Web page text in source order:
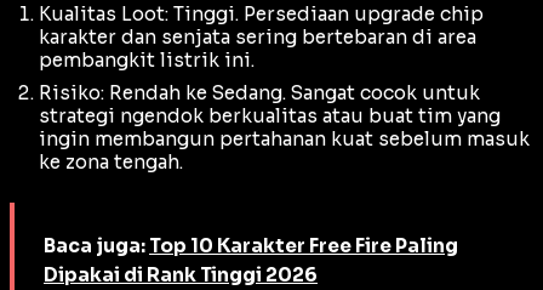
Kualitas Loot: Tinggi. Persediaan upgrade chip
karakter dan senjata sering bertebaran di area
pembangkit listrik ini.
Risiko: Rendah ke Sedang. Sangat cocok untuk
strategi ngendok berkualitas atau buat tim yang
ingin membangun pertahanan kuat sebelum masuk
ke zona tengah.
Baca juga: Top 10 Karakter Free Fire Paling
Dipakai di Rank Tinggi 2026